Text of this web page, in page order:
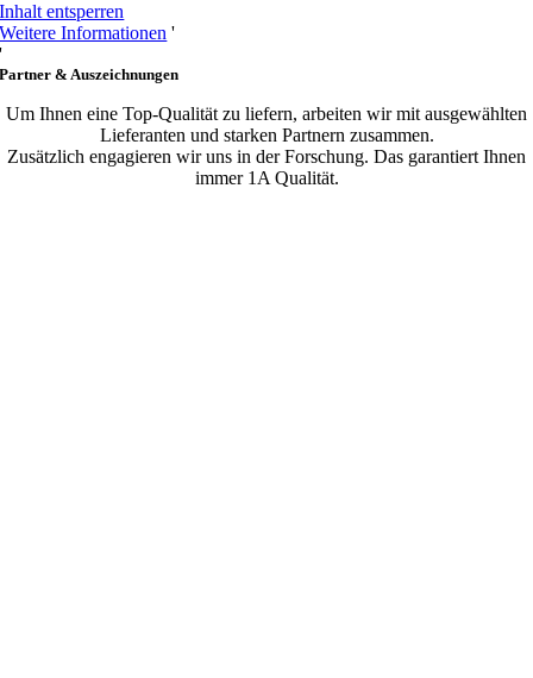
Inhalt entsperren
Weitere Informationen '
'
Partner & Auszeichnungen
Um Ihnen eine Top-Qualität zu liefern, arbeiten wir mit ausgewählten
Lieferanten und starken Partnern zusammen.
Zusätzlich engagieren wir uns in der Forschung. Das garantiert Ihnen
immer 1A Qualität.